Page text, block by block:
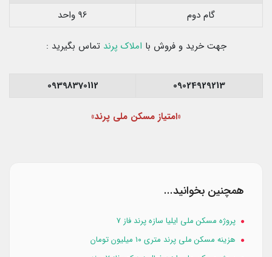
گام دوم
96 واحد
جهت خرید و فروش با املاک پرند تماس بگیرید :
09024929213
09398370112
«امتیاز مسکن ملی پرند»
همچنین بخوانید...
پروژه مسکن ملی ایلیا سازه پرند فاز ۷
هزینه مسکن ملی پرند متری ۱۰ میلیون تومان